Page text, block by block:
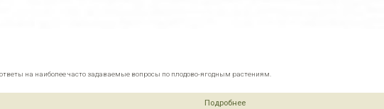
на наиболее часто задаваемые вопросы по плодово-ягодным растениям.
Подробнее